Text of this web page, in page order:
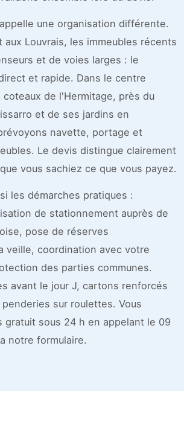
une organisation différente.
aux Louvrais, les immeubles récents
et de voies larges : le
et rapide. Dans le centre
coteaux de l'Hermitage, près du
et de ses jardins en
navette, portage et
Le devis distingue clairement
vous sachiez ce que vous payez.
les démarches pratiques :
de stationnement auprès de
pose de réserves
veille, coordination avec votre
des parties communes.
avant le jour J, cartons renforcés
sur roulettes. Vous
gratuit sous 24 h en appelant le 09
notre formulaire.